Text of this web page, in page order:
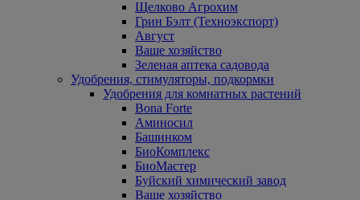
Щелково Агрохим
Грин Бэлт (Техноэкспорт)
Август
Ваше хозяйство
Зеленая аптека садовода
Удобрения, стимуляторы, подкормки
Удобрения для комнатных растений
Bona Forte
Аминосил
Башинком
БиоКомплекс
БиоМастер
Буйский химический завод
Ваше хозяйство